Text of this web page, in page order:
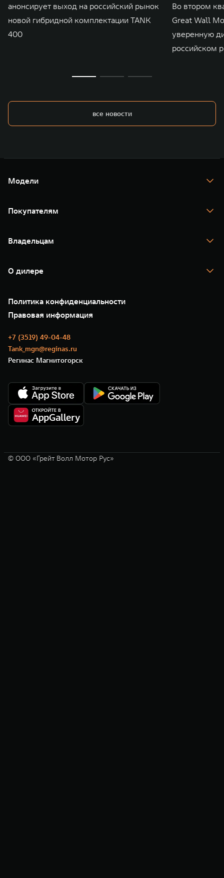
анонсирует выход на российский рынок
новой гибридной комплектации TANK
400
Во втором
Great Wall
уверенную
российском
все новости
Модели
TANK 400
TANK 500
Покупателям
Тест-драйв
TANK Финансы
Корпоративным клиентам
Зарядные станции
Владельцам
Помощь на дороге
Новые цифровые сервисы TANK
Сервис
Нулевое ТО
Моторные масла
О дилере
35 лет GWM
GWM ТЕХ ДЕНЬ
Новости
Политика конфиденциальности
Правовая информация
+7 (3519) 49-04-48
Tank_mgn@reginas.ru
Регинас Магнитогорск
© ООО «Грейт Волл Мотор Рус»